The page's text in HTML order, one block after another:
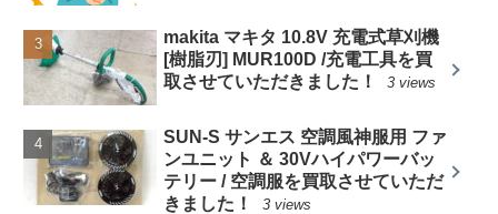
makita マキタ 10.8V 充電式草刈機
[樹脂刃] MUR100D /充電工具を買
取させていただきました！
3 views
SUN-S サンエス 空調風神服用 ファ
ンユニット ＆ 30Vハイパワーバッ
テリー / 空調服を買取させていただ
きました！
3 views